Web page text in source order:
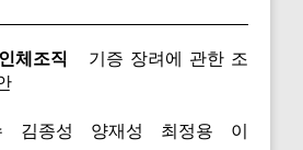
체조직
기증 장려에 관한 조
김종성 양재성 최정용 이